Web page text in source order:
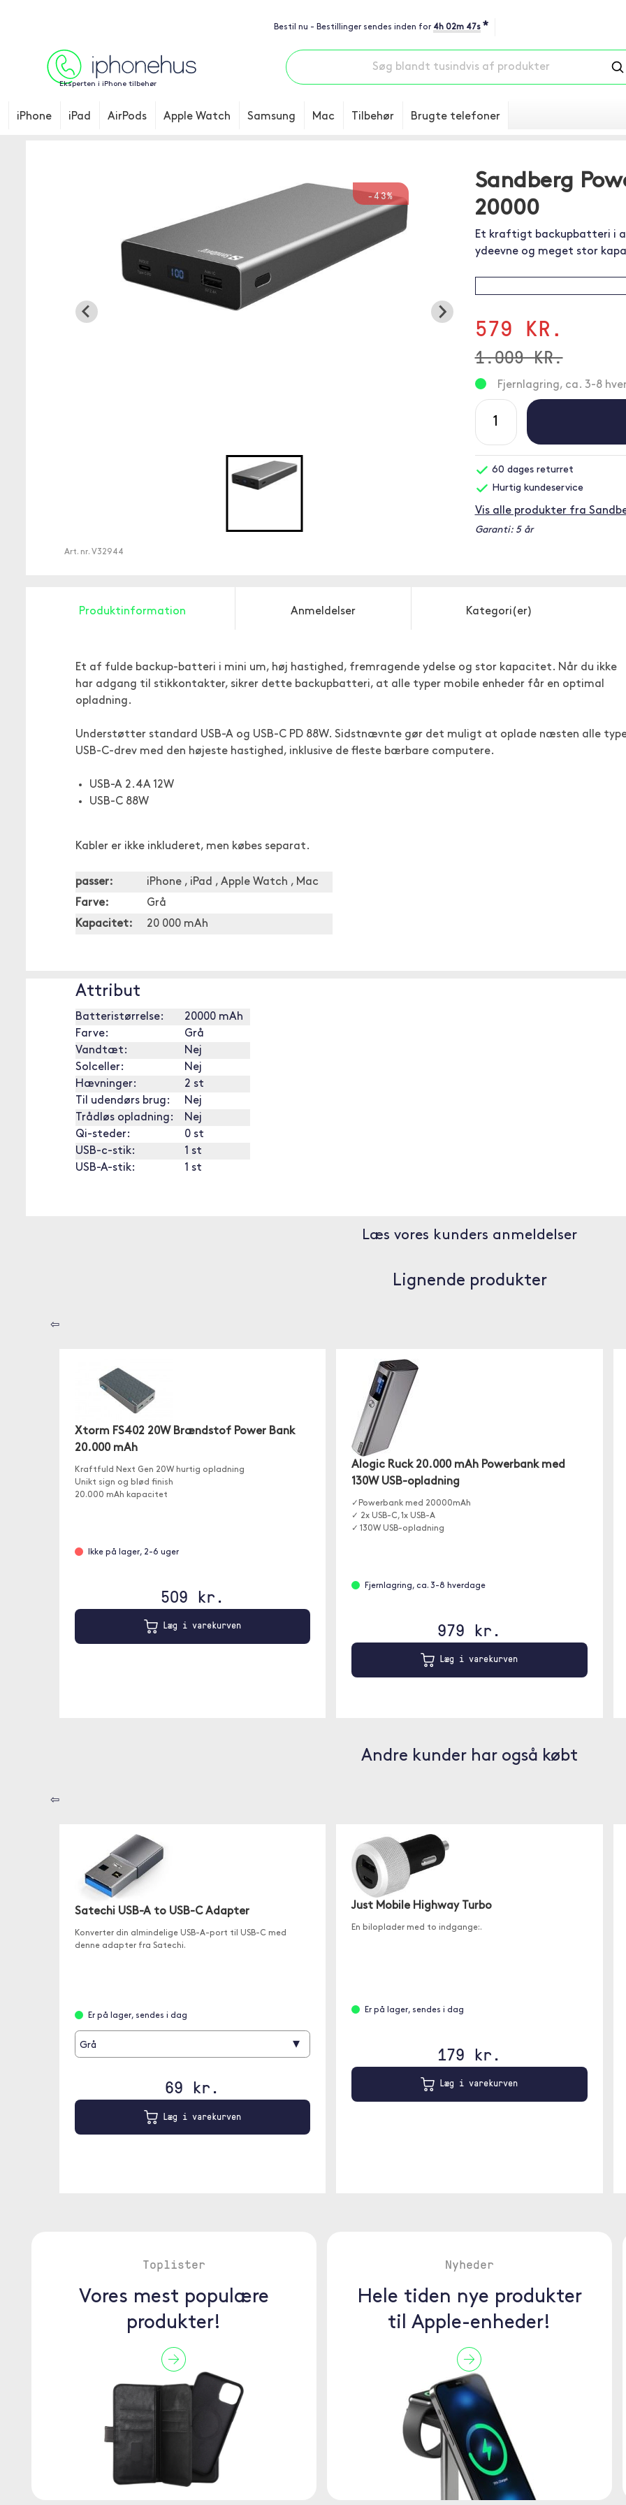
Bestil nu - Bestillinger sendes inden for 4h 02m 46s *
Eksperten i iPhone tilbehør
iPhone iPad AirPods Apple Watch Samsung Mac Tilbehør Brugte telefoner
-43%
Art. nr. V32944
Sandberg
20000
Et kraftigt backupbatteri i
ydeevne og meget stor
579 KR.
1.009 KR.
Fjernlagring, ca. 3-8
60 dages returret
Hurtig kundeservice
Vis alle produkter fra
Garanti: 5 år
Produktinformation Anmeldelser Kategori(er)
Et af fulde backup-batteri i mini um, høj hastighed, fremragende ydelse og stor kapacitet. Når du ikke
har adgang til stikkontakter, sikrer dette backupbatteri, at alle typer mobile enheder får en optimal
opladning.
Understøtter standard USB-A og USB-C PD 88W. Sidstnævnte gør det muligt at oplade næsten alle
USB-C-drev med den højeste hastighed, inklusive de fleste bærbare computere.
USB-A 2.4A 12W
USB-C 88W
Kabler er ikke inkluderet, men købes separat.
passer:
iPhone , iPad , Apple Watch , Mac
Farve:
Grå
Kapacitet:
20 000 mAh
Attribut
Batteristørrelse:
20000 mAh
Farve:
Grå
Vandtæt:
Nej
Solceller:
Nej
Hævninger:
2 st
Til udendørs brug:
Nej
Trådløs opladning:
Nej
Qi-steder:
0 st
USB-c-stik:
1 st
USB-A-stik:
1 st
Læs vores kunders anmeldelser
Lignende produkter
⇦
Xtorm FS402 20W Brændstof Power Bank
20.000 mAh
Kraftfuld Next Gen 20W hurtig opladning
Unikt sign og blød finish
20.000 mAh kapacitet
Ikke på lager, 2-6 uger
509 kr.
Læg i varekurven
Alogic Ruck 20.000 mAh Powerbank med
130W USB-opladning
✓Powerbank med 20000mAh
✓ 2x USB-C, 1x USB-A
✓ 130W USB-opladning
Fjernlagring, ca. 3-8 hverdage
979 kr.
Læg i varekurven
Andre kunder har også købt
⇦
Satechi USB-A to USB-C Adapter
Konverter din almindelige USB-A-port til USB-C med
denne adapter fra Satechi.
Er på lager, sendes i dag
Grå ▾
69 kr.
Læg i varekurven
Just Mobile Highway Turbo
En biloplader med to indgange:.
Er på lager, sendes i dag
179 kr.
Læg i varekurven
Toplister
Vores mest populære
produkter!
Nyheder
Hele tiden nye produkter
til Apple-enheder!